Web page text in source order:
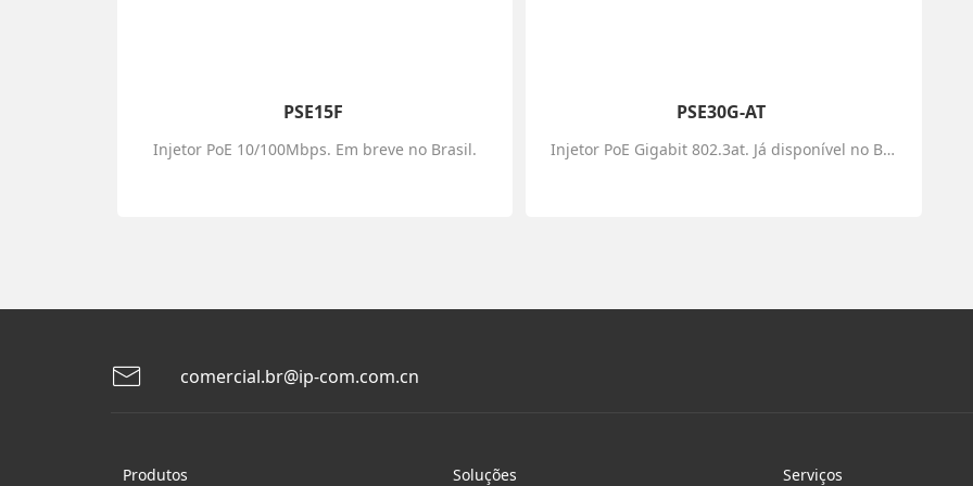
PSE15F
Injetor PoE 10/100Mbps. Em breve no Brasil.
PSE30G-AT
Injetor PoE Gigabit 802.3at. Já disponível no Brasil.
comercial.br@ip-com.com.cn
Produtos Soluções Serviços